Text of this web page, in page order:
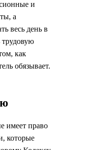
и
а
весь день в
трудовую
как
обязывает.
имеет право
которые